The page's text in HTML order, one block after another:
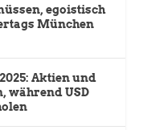
egoistisch
München
Aktien und
während USD